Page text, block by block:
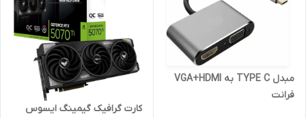
مبدل TYPE C به VGA+HDMI
فرانت
کارت گرافیک گیمینگ ایسوس